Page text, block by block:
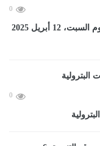
0
حظك اليوم.. توقعات الابراج الأحد 13-4-2025اليوم السبت، 12 أبريل 2025
0